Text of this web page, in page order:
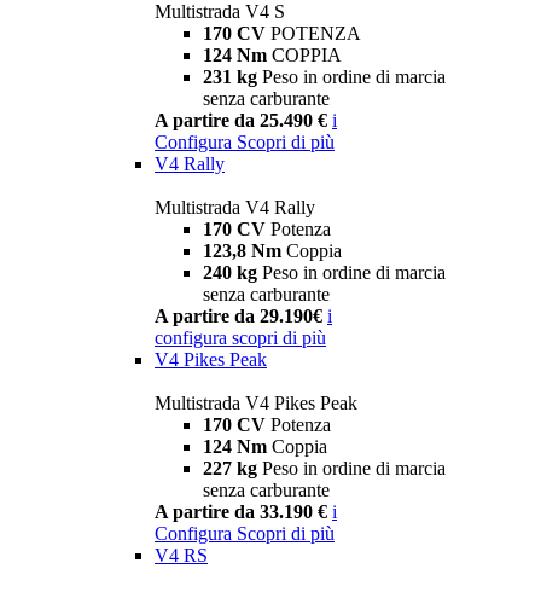
Multistrada V4 S
170 CV POTENZA
124 Nm COPPIA
231 kg Peso in ordine di marcia
senza carburante
A partire da 25.490 € i
Configura Scopri di più
V4 Rally
Multistrada V4 Rally
170 CV Potenza
123,8 Nm Coppia
240 kg Peso in ordine di marcia
senza carburante
A partire da 29.190€ i
configura scopri di più
V4 Pikes Peak
Multistrada V4 Pikes Peak
170 CV Potenza
124 Nm Coppia
227 kg Peso in ordine di marcia
senza carburante
A partire da 33.190 € i
Configura Scopri di più
V4 RS